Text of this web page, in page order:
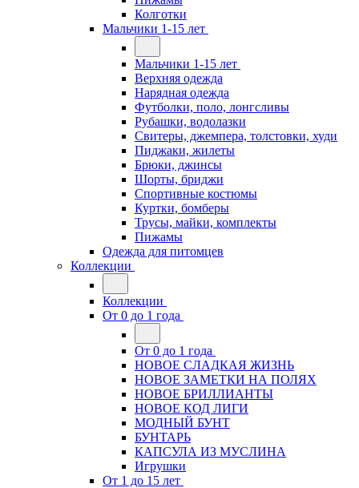
Колготки
Мальчики 1-15 лет
Мальчики 1-15 лет
Верхняя одежда
Нарядная одежда
Футболки, поло, лонгсливы
Рубашки, водолазки
Свитеры, джемпера, толстовки, худи
Пиджаки, жилеты
Брюки, джинсы
Шорты, бриджи
Спортивные костюмы
Куртки, бомберы
Трусы, майки, комплекты
Пижамы
Одежда для питомцев
Коллекции
Коллекции
От 0 до 1 года
От 0 до 1 года
НОВОЕ СЛАДКАЯ ЖИЗНЬ
НОВОЕ ЗАМЕТКИ НА ПОЛЯХ
НОВОЕ БРИЛЛИАНТЫ
НОВОЕ КОД ЛИГИ
МОДНЫЙ БУНТ
БУНТАРЬ
КАПСУЛА ИЗ МУСЛИНА
Игрушки
От 1 до 15 лет